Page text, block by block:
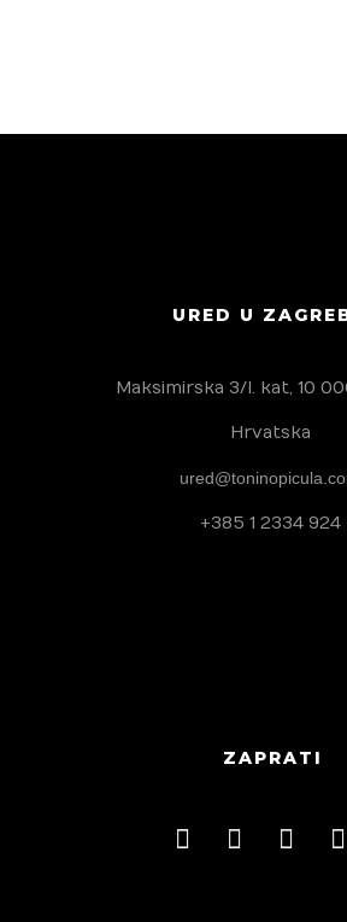
URED U
Maksimirska 3/I. kat, 10
Hrvatska
+385 1 2334 924
ZAPRATI